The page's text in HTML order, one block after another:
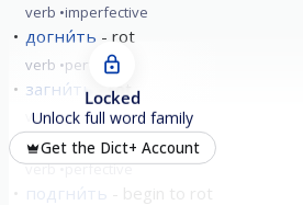
verb imperfective
догни́ть rot
verb perfective
загни́ть rot
verb perfective
погни́ть rot
verb perfective
подгни́ть
Locked
Unlock full word family
Get the Dict+ Account